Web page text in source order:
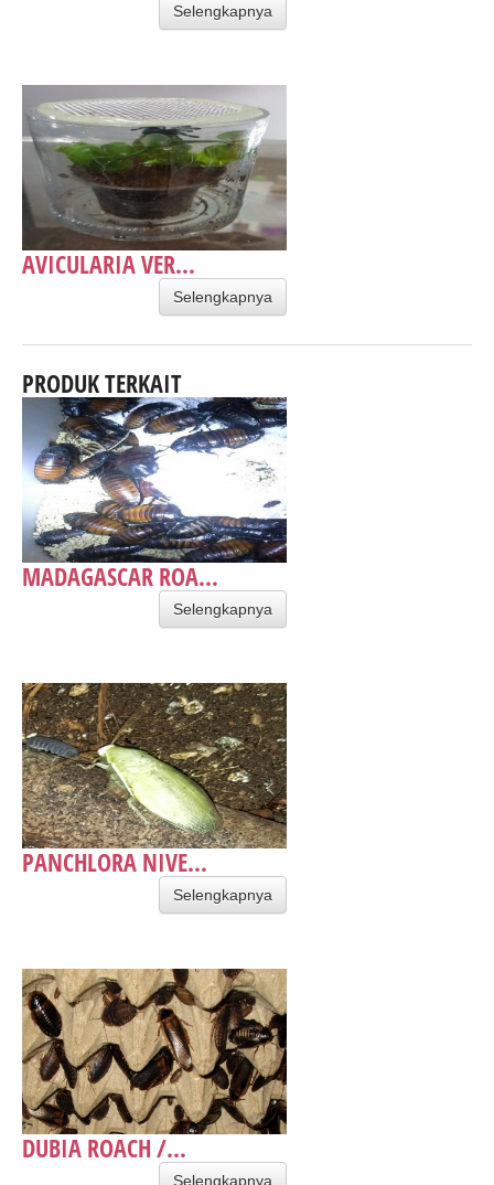
Selengkapnya
AVICULARIA VER...
Selengkapnya
PRODUK TERKAIT
MADAGASCAR ROA...
Selengkapnya
PANCHLORA NIVE...
Selengkapnya
DUBIA ROACH /...
Selengkapnya